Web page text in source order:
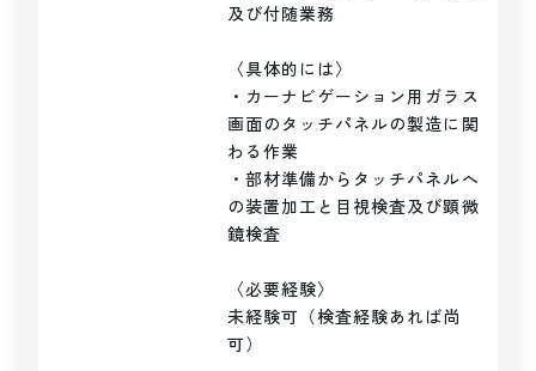
及び付随業務
〈具体的には〉
・カーナビゲーション用ガラス
画面のタッチパネルの製造に関
わる作業
・部材準備からタッチパネルへ
の装置加工と目視検査及び顕微
鏡検査
〈必要経験〉
未経験可（検査経験あれば尚
可）